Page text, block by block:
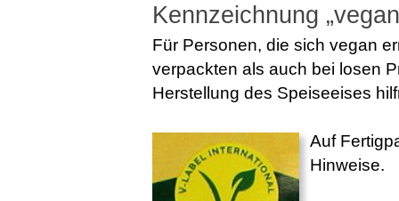
Kennzeichnung
Für Personen, die sich vegan
verpackten als auch bei losen
Herstellung des Speiseeises
Auf
Hinweise.